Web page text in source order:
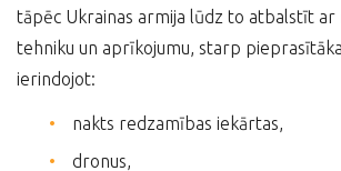
tāpēc Ukrainas armija lūdz to atbalstīt ar
tehniku un aprīkojumu, starp
ierindojot:
nakts redzamības iekārtas,
dronus,